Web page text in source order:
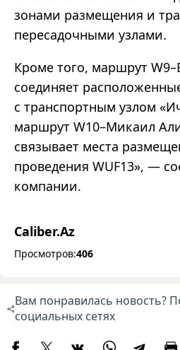
зонами размещения и
пересадочными узлами.
Кроме того, маршрут
соединяет
с транспортным узлом
маршрут W10–Микаил
связывает места
проведения WUF13», —
компании.
Caliber.Az
Просмотров:406
Вам понравилась новость?
социальных сетях